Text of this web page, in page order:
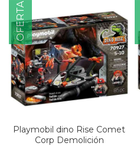
OFERTA
Playmobil dino Rise Comet
Corp Demolición